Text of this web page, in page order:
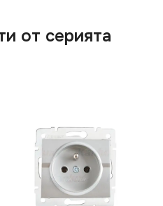
от серията